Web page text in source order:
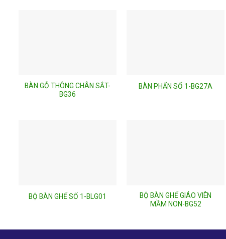
BÀN GỖ THÔNG CHÂN SẮT-
BG36
BÀN PHẤN SỐ 1-BG27A
BỘ BÀN GHẾ SỐ 1-BLG01
BỘ BÀN GHẾ GIÁO VIÊN
MẦM NON-BG52